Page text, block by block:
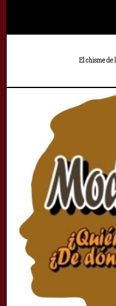
El chisme de